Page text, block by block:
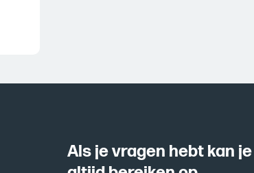
Als je vragen hebt kan